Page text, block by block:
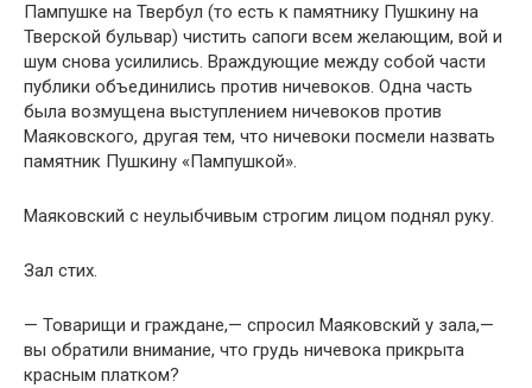
Пампушке на Твербул (то есть к памятнику Пушкину на
Тверской бульвар) чистить сапоги всем желающим, вой и
шум снова усилились. Враждующие между собой части
публики объединились против ничевоков. Одна часть
была возмущена выступлением ничевоков против
Маяковского, другая тем, что ничевоки посмели назвать
памятник Пушкину «Пампушкой».
Маяковский с неулыбчивым строгим лицом поднял руку.
Зал стих.
— Товарищи и граждане,— спросил Маяковский у зала,—
вы обратили внимание, что грудь ничевока прикрыта
красным платком?